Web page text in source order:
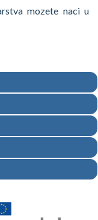
mozete naci u